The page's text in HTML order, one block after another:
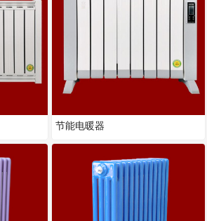
节能电暖器